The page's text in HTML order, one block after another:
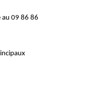
au 09 86 86